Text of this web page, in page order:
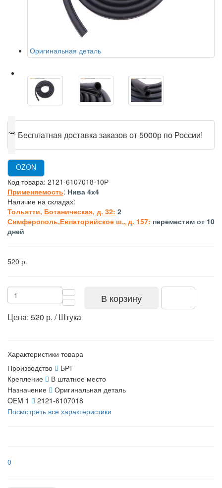
Оригинальная деталь
🎁 Бесплатная доставка заказов от 5000р по России!
OZON
Код товара: 2121-6107018-10Р
Применяемость: Нива 4х4
Наличие на складах:
Тольятти, Ботаническая, д. 32: 2
Симферополь,Евпаторийское ш., д. 157: переместим от 10
дней
520 р.
В корзину
Цена: 520 р. / Штука
Характеристики товара
Производство
БРТ
Крепление
В штатное место
Назначение
Оригинальная деталь
OEM 1
2121-6107018
Посмотреть все характеристики
0